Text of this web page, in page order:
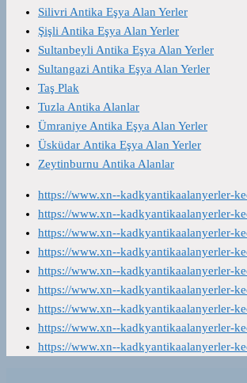
Silivri Antika Eşya Alan Yerler
Şişli Antika Eşya Alan Yerler
Sultanbeyli Antika Eşya Alan Yerler
Sultangazi Antika Eşya Alan Yerler
Taş Plak
Tuzla Antika Alanlar
Ümraniye Antika Eşya Alan Yerler
Üsküdar Antika Eşya Alan Yerler
Zeytinburnu Antika Alanlar
https://www.xn--kadkyantikaalanyerler-
https://www.xn--kadkyantikaalanyerler-
https://www.xn--kadkyantikaalanyerler-
https://www.xn--kadkyantikaalanyerler-
https://www.xn--kadkyantikaalanyerler-
https://www.xn--kadkyantikaalanyerler-
https://www.xn--kadkyantikaalanyerler-
https://www.xn--kadkyantikaalanyerler-
https://www.xn--kadkyantikaalanyerler-